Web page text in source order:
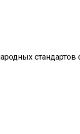
стандартов